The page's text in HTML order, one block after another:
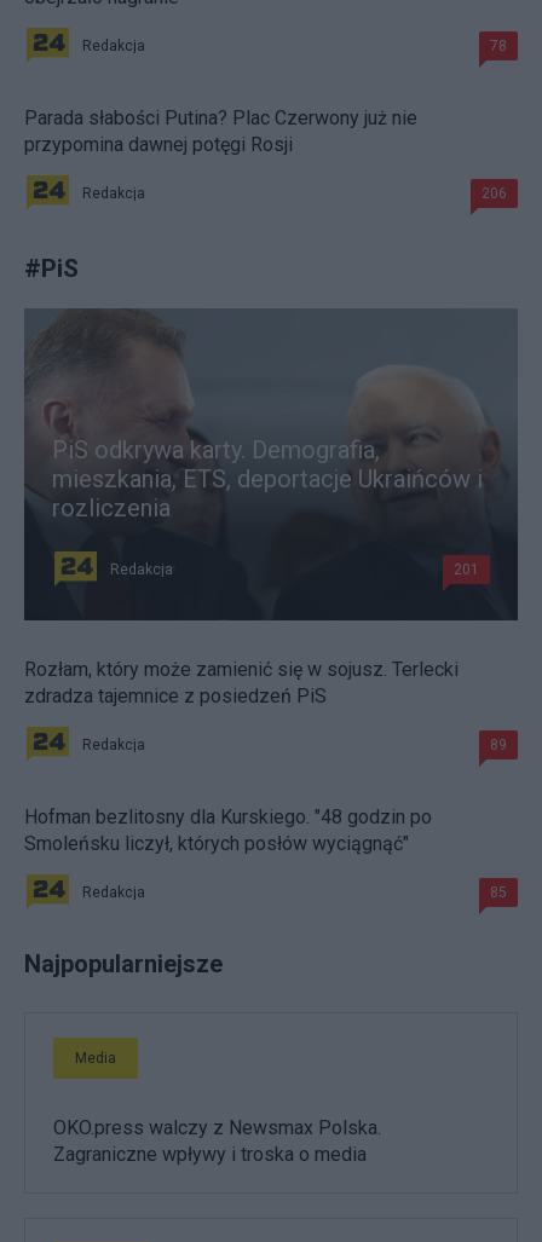
Redakcja 78
Parada słabości Putina? Plac Czerwony już nie
przypomina dawnej potęgi Rosji
Redakcja 206
#PiS
PiS odkrywa karty. Demografia,
mieszkania, ETS, deportacje Ukraińców i
rozliczenia
Redakcja 201
Rozłam, który może zamienić się w sojusz. Terlecki
zdradza tajemnice z posiedzeń PiS
Redakcja 89
Hofman bezlitosny dla Kurskiego. "48 godzin po
Smoleńsku liczył, których posłów wyciągnąć"
Redakcja 85
Najpopularniejsze
Media
OKO.press walczy z Newsmax Polska.
Zagraniczne wpływy i troska o media